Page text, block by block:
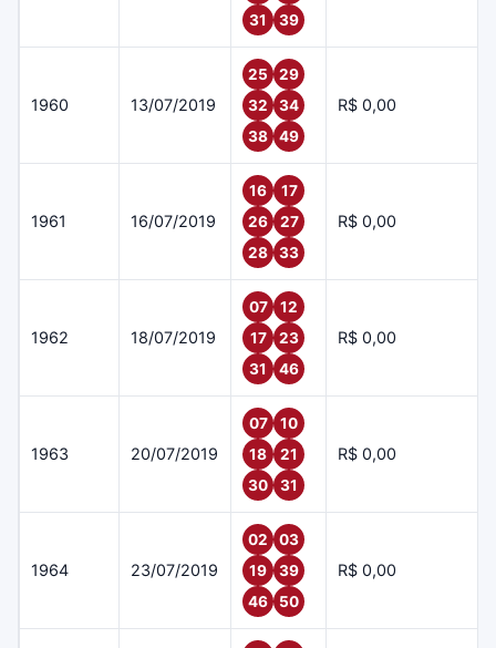
31
39
1960 13/07/2019
25
29
32
34
38
49
R$ 0,00
1961 16/07/2019
16
17
26
27
28
33
R$ 0,00
1962 18/07/2019
07
12
17
23
31
46
R$ 0,00
1963 20/07/2019
07
10
18
21
30
31
R$ 0,00
1964 23/07/2019
02
03
19
39
46
50
R$ 0,00